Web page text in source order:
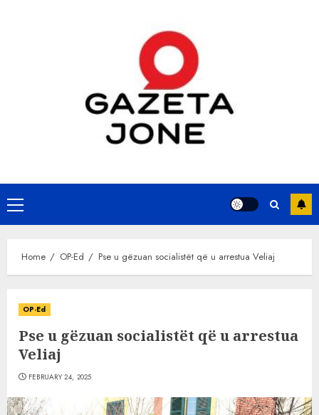
Primary
Menu
Home OP-Ed Pse u gëzuan socialistët që u arrestua Veliaj
OP-Ed
Pse u gëzuan socialistët që u arrestua
Veliaj
FEBRUARY 24, 2025